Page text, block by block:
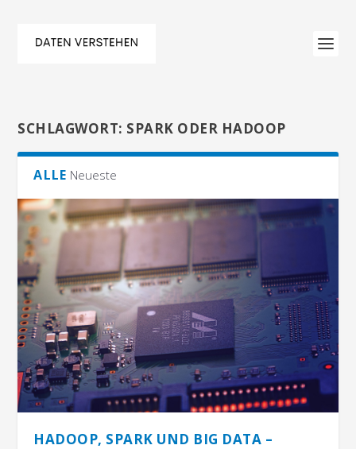
SCHLAGWORT: SPARK ODER HADOOP
ALLE Neueste
HADOOP, SPARK UND BIG DATA –